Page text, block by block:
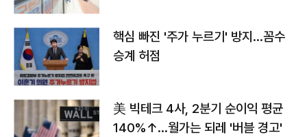
핵심 빠진 '주가 누르기' 방지…꼼수
승계 허점
美 빅테크 4사, 2분기 순이익 평균
140%↑…월가는 되레 '버블 경고'